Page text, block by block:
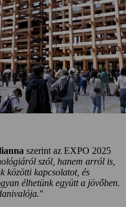
szerint az EXPO 2025
szól, hanem arról is,
közötti kapcsolatot, és
élhetünk együtt a jövőben.
"